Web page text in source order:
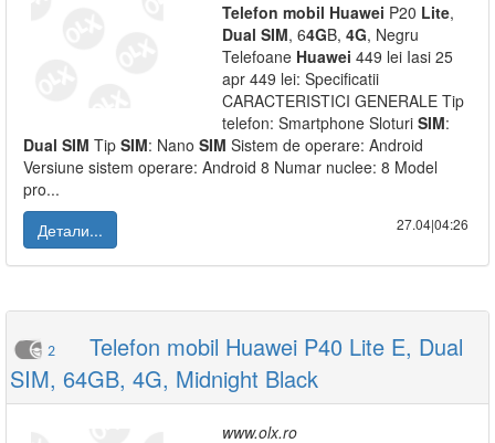
Telefon mobil Huawei P20 Lite,
Dual SIM, 64GB, 4G, Negru
Telefoane Huawei 449 lei Iasi 25
apr 449 lei: Specificatii
CARACTERISTICI GENERALE Tip
telefon: Smartphone Sloturi SIM:
Dual SIM Tip SIM: Nano SIM Sistem de operare: Android
Versiune sistem operare: Android 8 Numar nuclee: 8 Model
pro...
Детали...
27.04|04:26
2
Telefon mobil Huawei P40 Lite E, Dual
SIM, 64GB, 4G, Midnight Black
www.olx.ro